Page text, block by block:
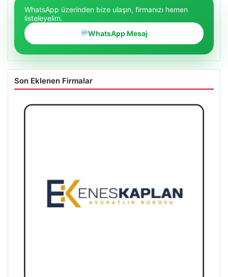
WhatsApp üzerinden bize ulaşın, firmanızı hemen
listeleyelim.
WhatsApp Mesaj
Son Eklenen Firmalar